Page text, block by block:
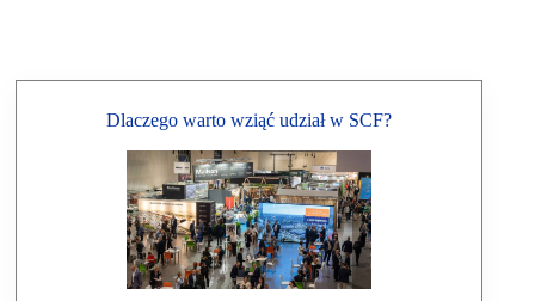
Dlaczego warto wziąć udział w SCF?